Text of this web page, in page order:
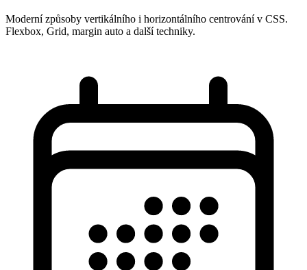
Moderní způsoby vertikálního i horizontálního centrování v CSS.
Flexbox, Grid, margin auto a další techniky.